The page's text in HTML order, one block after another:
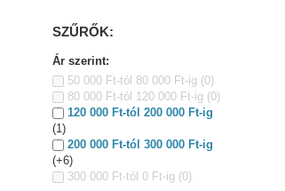
SZŰRŐK:
Ár szerint:
50 000 Ft-tól 80 000 Ft-ig (0)
80 000 Ft-tól 120 000 Ft-ig (0)
120 000 Ft-tól 200 000 Ft-ig
(1)
200 000 Ft-tól 300 000 Ft-ig
(+6)
300 000 Ft-tól 0 Ft-ig (0)